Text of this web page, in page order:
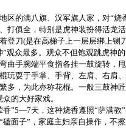
的满八旗、汉军旗人家，对“烧
打俱全，特别是虎神装扮得活龙
登刀(是在高梯子上一层层绑上铡
”观众最多。观众不但饱观跳虎神
曲手腕端平食指各挂一鼓旋转，
玩耍于手掌、手背、左肩、右肩
多，为此亦称花棍。一般三鼓神
的大好家戏。
天，这种烧香遵照“萨满教”
磕面子”，家庭主妇亲自操作，不